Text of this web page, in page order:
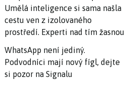
Umělá inteligence si sama našla
cestu ven z izolovaného
prostředí. Experti nad tím žasnou
WhatsApp není jediný.
Podvodníci mají nový fígl, dejte
si pozor na Signalu